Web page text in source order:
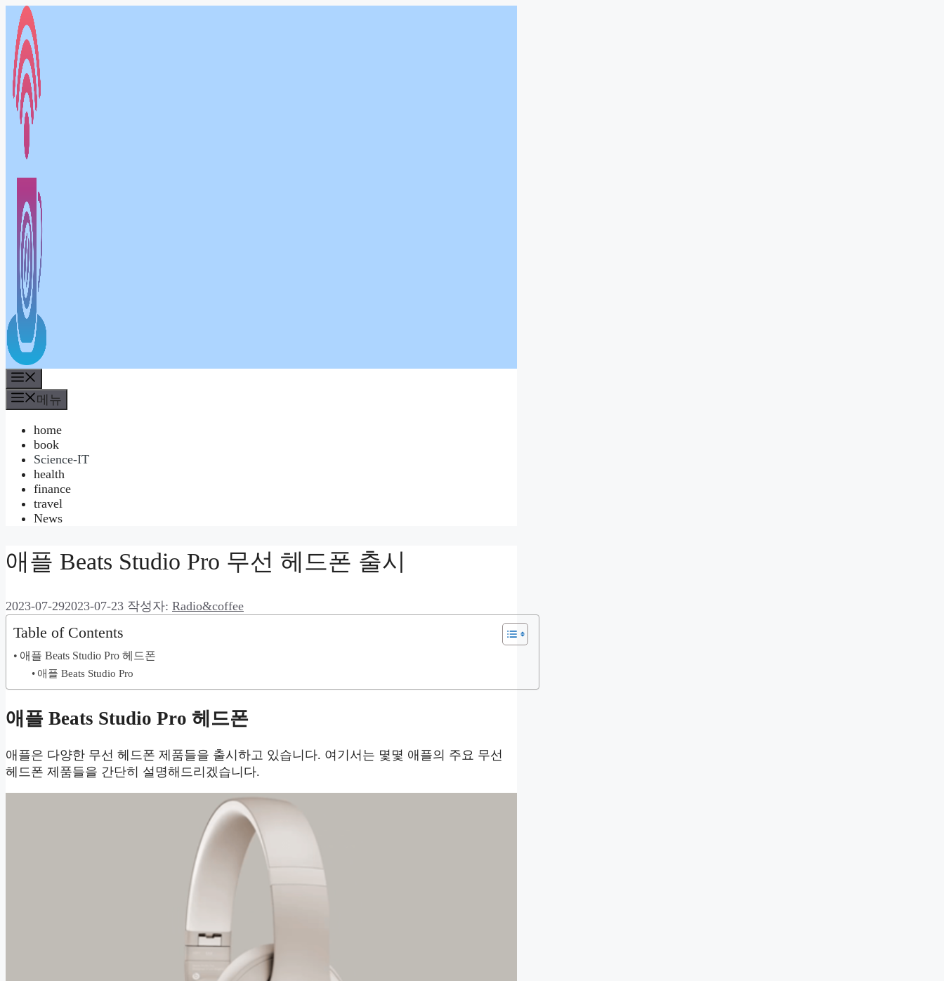
텐
츠
로
건
너
뛰
뉴
메뉴
home
book
Science-IT
health
finance
travel
News
애플 Beats Studio Pro 무선 헤드폰 출시
2023-07-292023-07-23 작성자: Radio&coffee
Table of Contents
애플 Beats Studio Pro 헤드폰
애플 Beats Studio Pro
애플 Beats Studio Pro 헤드폰
애플은 다양한 무선 헤드폰 제품들을 출시하고 있습니다. 여기서는 몇몇 애플의 주요 무선
헤드폰 제품들을 간단히 설명해드리겠습니다.